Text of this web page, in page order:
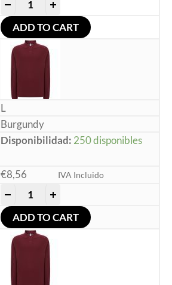
ADD TO CART
L
Burgundy
Disponibilidad: 250 disponibles
€8,56 IVA Incluido
ADD TO CART